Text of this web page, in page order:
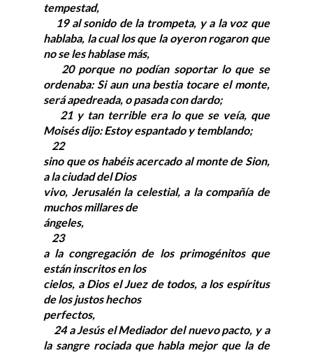
tempestad,
19 al sonido de la trompeta, y a la voz que
hablaba, la cual los que la oyeron rogaron que
no se les hablase más,
20 porque no podían soportar lo que se
ordenaba: Si aun una bestia tocare el monte,
será apedreada, o pasada con dardo;
21 y tan terrible era lo que se veía, que
Moisés dijo: Estoy espantado y temblando;
22
sino que os habéis acercado al monte de Sion,
a la ciudad del Dios
vivo, Jerusalén la celestial, a la compañía de
muchos millares de
ángeles,
23
a la congregación de los primogénitos que
están inscritos en los
cielos, a Dios el Juez de todos, a los espíritus
de los justos hechos
perfectos,
24 a Jesús el Mediador del nuevo pacto, y a
la sangre rociada que habla mejor que la de